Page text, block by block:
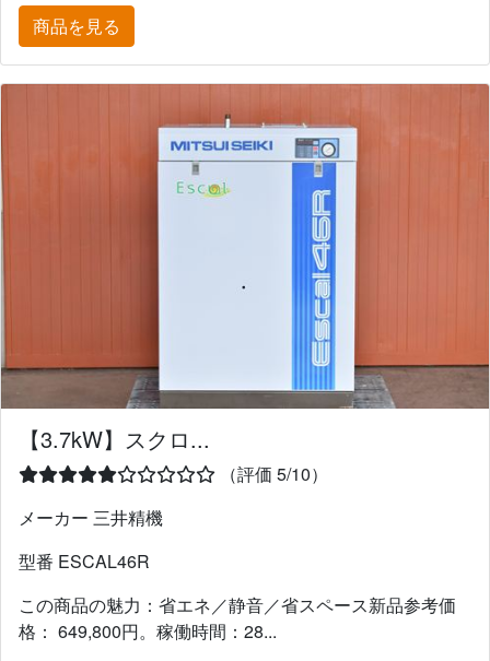
商品を見る
【3.7kW】スクロ...
（評価 5/10）
メーカー 三井精機
型番 ESCAL46R
この商品の魅力：省エネ／静音／省スペース新品参考価
格： 649,800円。稼働時間：28...